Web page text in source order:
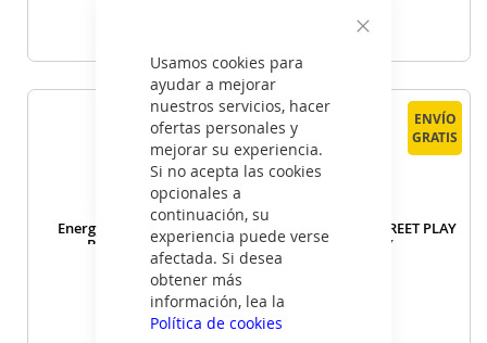
Usamos cookies para
ayudar a mejorar
nuestros servicios, hacer
ofertas personales y
mejorar su experiencia.
Si no acepta las cookies
opcionales a
continuación, su
experiencia puede verse
afectada. Si desea
obtener más
información, lea la
Política de cookies
VER DETALLE
25
ENVÍO
GRATIS
ENVÍO
GRATIS
Energy Sistem SOUND
BLISS CLOUD
Altavoz
€
ENVÍO
GRATIS
ENVÍO
GRATIS
Energy Sistem STREET PLAY
CHERRY